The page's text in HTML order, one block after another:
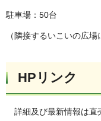
駐車場：50台
（隣接するいこいの広
HPリンク
詳細及び最新情報は直